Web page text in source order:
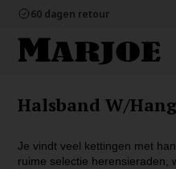
60 dagen retour
Ecommerce Europe
100% nikkelvrij sieraden
60 dagen retour
Ecommerce Europe
Halsband W/
Je vindt veel kettingen met
ruime selectie herensieraden,